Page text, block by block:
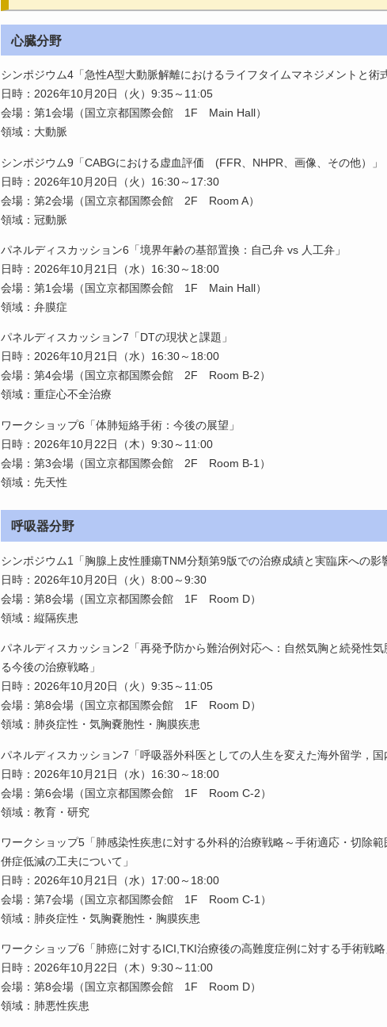
心臓分野
シンポジウム4「急性A型大動脈解離におけるライフタイムマネジメントと術
日時：2026年10月20日（火）9:35～11:05
会場：第1会場（国立京都国際会館 1F Main Hall）
領域：大動脈
シンポジウム9「CABGにおける虚血評価 (FFR、NHPR、画像、その他）」
日時：2026年10月20日（火）16:30～17:30
会場：第2会場（国立京都国際会館 2F Room A）
領域：冠動脈
パネルディスカッション6「境界年齢の基部置換：自己弁 vs 人工弁」
日時：2026年10月21日（水）16:30～18:00
会場：第1会場（国立京都国際会館 1F Main Hall）
領域：弁膜症
パネルディスカッション7「DTの現状と課題」
日時：2026年10月21日（水）16:30～18:00
会場：第4会場（国立京都国際会館 2F Room B-2）
領域：重症心不全治療
ワークショップ6「体肺短絡手術：今後の展望」
日時：2026年10月22日（木）9:30～11:00
会場：第3会場（国立京都国際会館 2F Room B-1）
領域：先天性
呼吸器分野
シンポジウム1「胸腺上皮性腫瘍TNM分類第9版での治療成績と実臨床への影
日時：2026年10月20日（火）8:00～9:30
会場：第8会場（国立京都国際会館 1F Room D）
領域：縦隔疾患
パネルディスカッション2「再発予防から難治例対応へ：自然気胸と続発性
る今後の治療戦略」
日時：2026年10月20日（火）9:35～11:05
会場：第8会場（国立京都国際会館 1F Room D）
領域：肺炎症性・気胸嚢胞性・胸膜疾患
パネルディスカッション7「呼吸器外科医としての人生を変えた海外留学，国
日時：2026年10月21日（水）16:30～18:00
会場：第6会場（国立京都国際会館 1F Room C-2）
領域：教育・研究
ワークショップ5「肺感染性疾患に対する外科的治療戦略～手術適応・切除
併症低減の工夫について」
日時：2026年10月21日（水）17:00～18:00
会場：第7会場（国立京都国際会館 1F Room C-1）
領域：肺炎症性・気胸嚢胞性・胸膜疾患
ワークショップ6「肺癌に対するICI,TKI治療後の高難度症例に対する手術戦略
日時：2026年10月22日（木）9:30～11:00
会場：第8会場（国立京都国際会館 1F Room D）
領域：肺悪性疾患